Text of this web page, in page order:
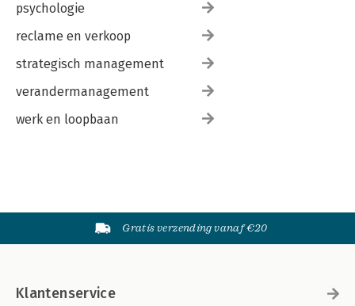
psychologie
reclame en verkoop
strategisch management
verandermanagement
werk en loopbaan
Gratis verzending vanaf €20
Klantenservice